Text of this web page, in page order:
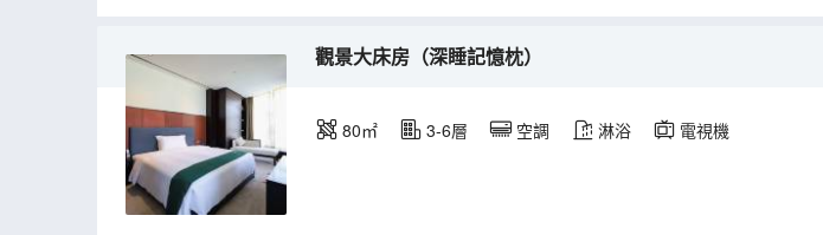
觀景大床房（深睡記憶枕）
80㎡ 3-6層 空調 淋浴 電視機